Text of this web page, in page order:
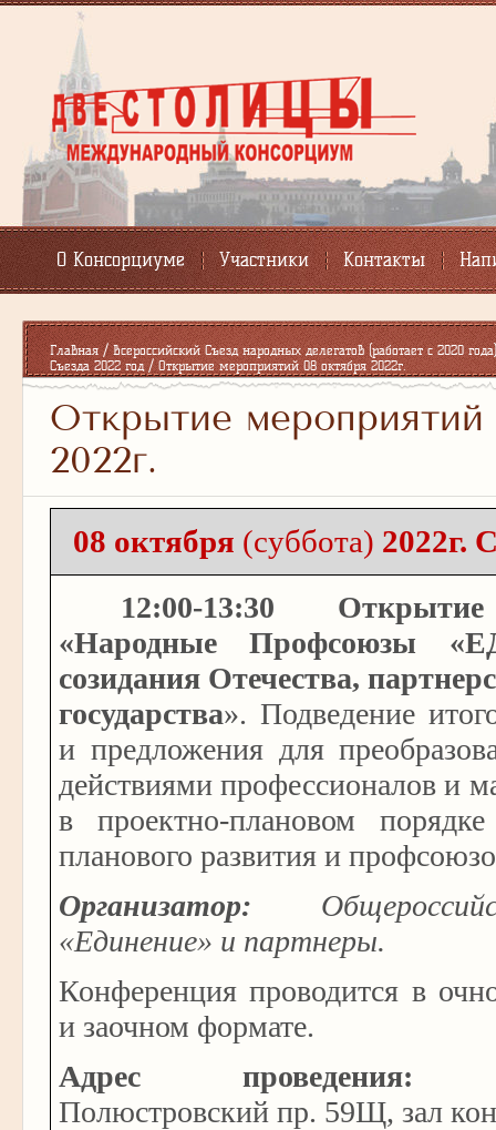
О Консорциуме Участники Контакты
Главная /Всероссийский Съезд народных делегатов (работает с 2020 года)
Съезда 2022 год /Открытие мероприятий 08 октября 2022г.
Открытие мероприятий
2022г.
08 октября (суббота) 2022г.
12:00-13:30
«Народные Профсоюзы
созидания Отечества,
государства». Подведение
и предложения для
действиями профессионалов и
в проектно-плановом
планового развития и
Организатор:
«Единение» и партнеры.
Конференция проводится в
и заочном формате.
Адрес проведения:
Полюстровский пр. 59Щ, зал